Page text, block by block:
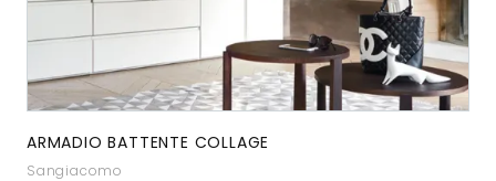
ARMADIO BATTENTE COLLAGE
Sangiacomo